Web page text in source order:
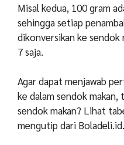
Misal kedua, 100 gram
sehingga setiap
dikonversikan ke sendok
7 saja.
Agar dapat menjawab
ke dalam sendok
sendok makan? Lihat
mengutip dari Boladeli.id.